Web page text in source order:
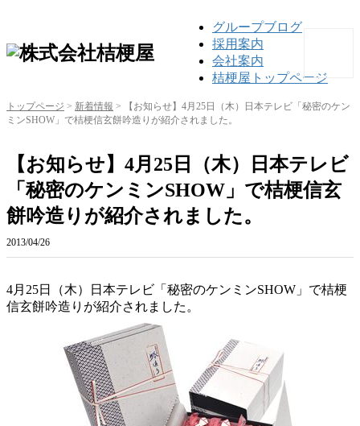
グループブログ
採用案内
会社案内
桔梗屋トップページ
トップページ > 新着情報 >
【お知らせ】4月25日（木）日本テレビ「秘密のケン
ミンSHOW」で桔梗信玄餅吟造りが紹介されました。
【お知らせ】4月25日（木）日本テレビ
「秘密のケンミンSHOW」で桔梗信玄
餅吟造りが紹介されました。
2013/04/26
4月25日（木）日本テレビ「秘密のケンミンSHOW」で桔梗
信玄餅吟造りが紹介されました。